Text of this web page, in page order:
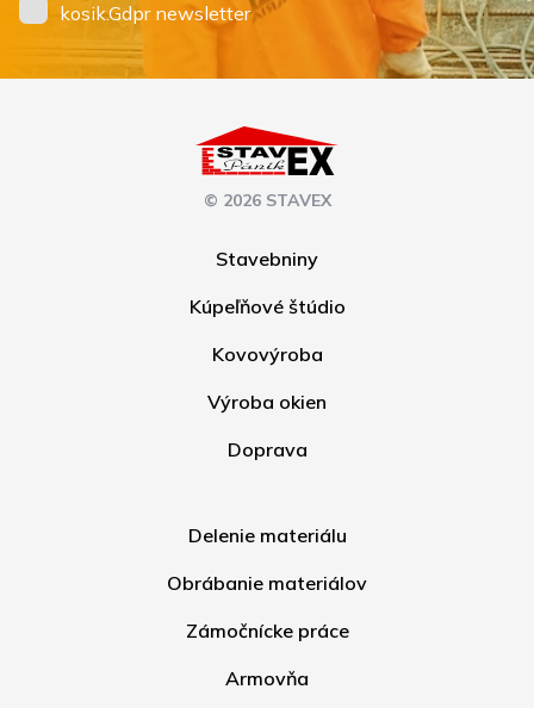
kosik.Gdpr newsletter
© 2026 STAVEX
Stavebniny
Kúpeľňové štúdio
Kovovýroba
Výroba okien
Doprava
Delenie materiálu
Obrábanie materiálov
Zámočnícke práce
Armovňa